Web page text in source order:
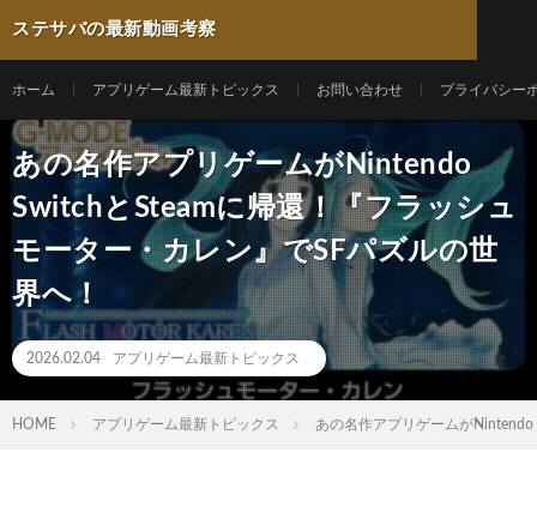
ステサバの最新動画考察
ホーム アプリゲーム最新トピックス お問い合わせ プライバシー
あの名作アプリゲームがNintendo
SwitchとSteamに帰還！『フラッシュ
モーター・カレン』でSFパズルの世
界へ！
2026.02.04 アプリゲーム最新トピックス
HOME アプリゲーム最新トピックス あの名作アプリゲームが